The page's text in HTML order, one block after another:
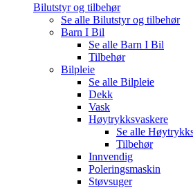
Bilutstyr og tilbehør
Se alle Bilutstyr og tilbehør
Barn I Bil
Se alle Barn I Bil
Tilbehør
Bilpleie
Se alle Bilpleie
Dekk
Vask
Høytrykksvaskere
Se alle
Tilbehør
Innvendig
Poleringsmaskin
Støvsuger